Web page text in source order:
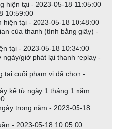
hiện tại - 2023-05-18 11:05:00
10:59:00
hiện tại - 2023-05-18 10:48:00
của thanh (tính bằng giây) -
tại - 2023-05-18 10:34:00
ngày/giờ phát lại thanh replay -
tại cuối phạm vi đã chọn -
kể từ ngày 1 tháng 1 năm
trong năm - 2023-05-18
- 2023-05-18 10:05:00